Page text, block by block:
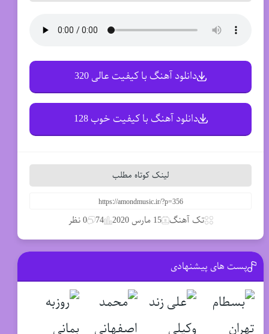
دانلود آهنگ با کیفیت عالی 320
دانلود آهنگ با کیفیت خوب 128
لینک کوتاه مطلب
تک آهنگ 15 مارس 2020 74 0 نظر
پست های پیشنهادی